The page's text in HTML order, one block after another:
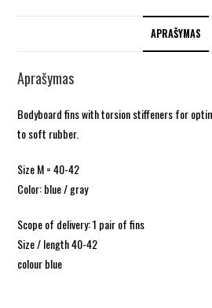
APRAŠYMAS
Aprašymas
Bodyboard fins with torsion stiffeners for
to soft rubber.
Size M = 40-42
Color: blue / gray
Scope of delivery: 1 pair of fins
Size / length 40-42
colour blue